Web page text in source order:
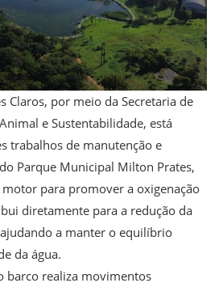
Claros, por meio da Secretaria de
e Sustentabilidade, está
trabalhos de manutenção e
Parque Municipal Milton Prates,
para promover a oxigenação
diretamente para a redução da
a manter o equilíbrio
da água.
barco realiza movimentos